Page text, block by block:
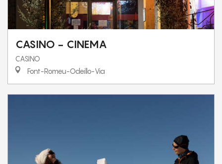
CASINO - CINEMA
CASINO
Font-Romeu-Odeillo-Via